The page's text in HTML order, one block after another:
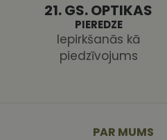
21. GS. OPTIKAS
PIEREDZE
Iepirkšanās kā
piedzīvojums
PAR MUMS